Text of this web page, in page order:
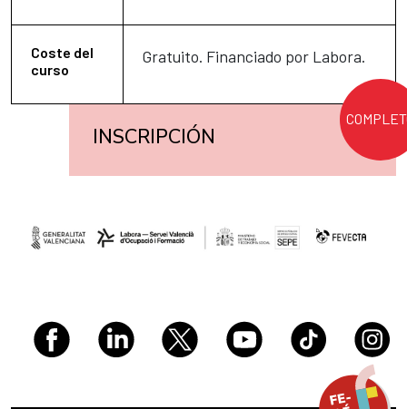
Coste del
curso
Gratuito. Financiado por Labora.
INSCRIPCIÓN